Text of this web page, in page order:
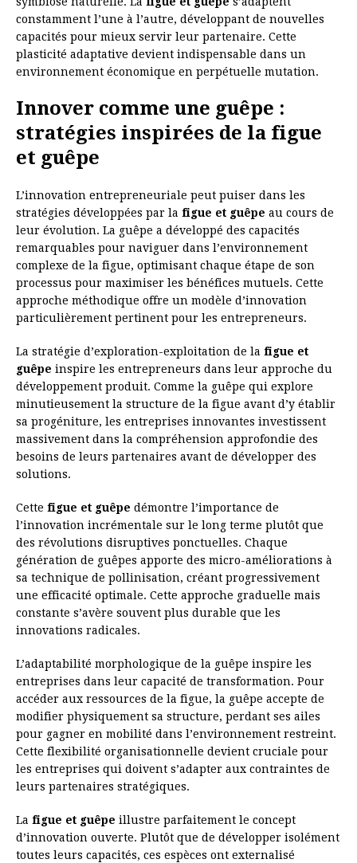
constamment l’une à l’autre, développant de nouvelles
capacités pour mieux servir leur partenaire. Cette
plasticité adaptative devient indispensable dans un
environnement économique en perpétuelle mutation.
Innover comme une guêpe :
stratégies inspirées de la figue
et guêpe
L’innovation entrepreneuriale peut puiser dans les
stratégies développées par la figue et guêpe au cours de
leur évolution. La guêpe a développé des capacités
remarquables pour naviguer dans l’environnement
complexe de la figue, optimisant chaque étape de son
processus pour maximiser les bénéfices mutuels. Cette
approche méthodique offre un modèle d’innovation
particulièrement pertinent pour les entrepreneurs.
La stratégie d’exploration-exploitation de la figue et
guêpe inspire les entrepreneurs dans leur approche du
développement produit. Comme la guêpe qui explore
minutieusement la structure de la figue avant d’y établir
sa progéniture, les entreprises innovantes investissent
massivement dans la compréhension approfondie des
besoins de leurs partenaires avant de développer des
solutions.
Cette figue et guêpe démontre l’importance de
l’innovation incrémentale sur le long terme plutôt que
des révolutions disruptives ponctuelles. Chaque
génération de guêpes apporte des micro-améliorations à
sa technique de pollinisation, créant progressivement
une efficacité optimale. Cette approche graduelle mais
constante s’avère souvent plus durable que les
innovations radicales.
L’adaptabilité morphologique de la guêpe inspire les
entreprises dans leur capacité de transformation. Pour
accéder aux ressources de la figue, la guêpe accepte de
modifier physiquement sa structure, perdant ses ailes
pour gagner en mobilité dans l’environnement restreint.
Cette flexibilité organisationnelle devient cruciale pour
les entreprises qui doivent s’adapter aux contraintes de
leurs partenaires stratégiques.
La figue et guêpe illustre parfaitement le concept
d’innovation ouverte. Plutôt que de développer isolément
toutes leurs capacités, ces espèces ont externalisé